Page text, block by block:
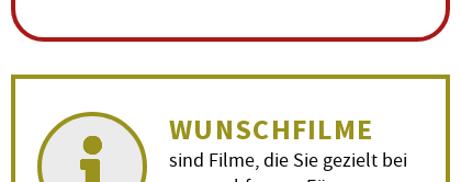
WUNSCHFILME
sind Filme, die Sie gezielt bei